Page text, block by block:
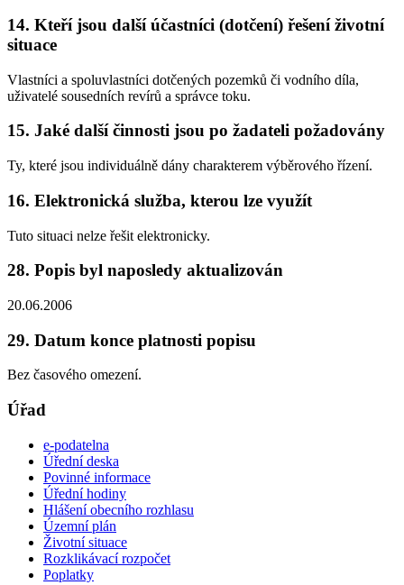
14. Kteří jsou další účastníci (dotčení) řešení životní
situace
Vlastníci a spoluvlastníci dotčených pozemků či vodního díla,
uživatelé sousedních revírů a správce toku.
15. Jaké další činnosti jsou po žadateli požadovány
Ty, které jsou individuálně dány charakterem výběrového řízení.
16. Elektronická služba, kterou lze využít
Tuto situaci nelze řešit elektronicky.
28. Popis byl naposledy aktualizován
20.06.2006
29. Datum konce platnosti popisu
Bez časového omezení.
Úřad
e-podatelna
Úřední deska
Povinné informace
Úřední hodiny
Hlášení obecního rozhlasu
Územní plán
Životní situace
Rozklikávací rozpočet
Poplatky